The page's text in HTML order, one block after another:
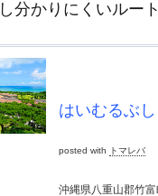
分かりにくいルー
はいむるぶ
posted with トマレバ
沖縄県八重山郡竹